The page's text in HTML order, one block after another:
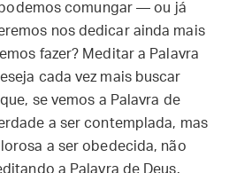
comungar — ou já
nos dedicar ainda mais
fazer? Meditar a Palavra
cada vez mais buscar
se vemos a Palavra de
a ser contemplada, mas
a ser obedecida, não
a Palavra de Deus.